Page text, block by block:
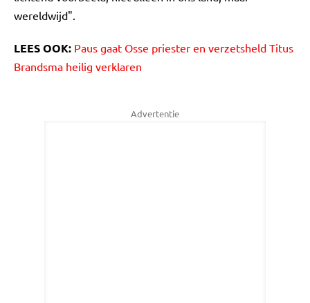
wereldwijd".
LEES OOK: Paus gaat Osse priester en verzetsheld Titus
Brandsma heilig verklaren
Advertentie